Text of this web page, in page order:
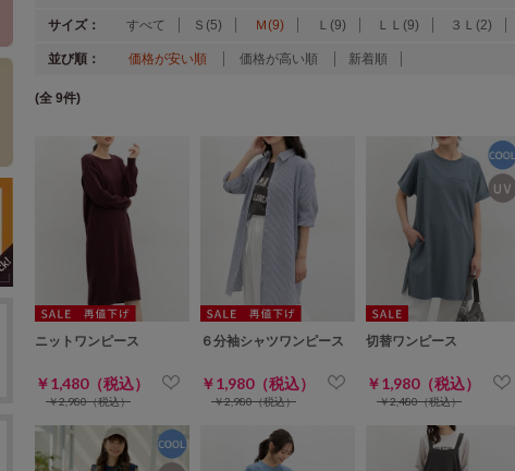
サイズ： すべて Ｓ(5) Ｍ(9) Ｌ(9) ＬＬ(9) ３Ｌ(2)
並び順： 価格が安い順 価格が高い順 新着順
(全 9件)
ニットワンピース
￥1,480（税込）
￥2,980（税込）
６分袖シャツワンピース
￥1,980（税込）
￥2,980（税込）
切替ワンピース
￥1,980（税込）
￥2,480（税込）